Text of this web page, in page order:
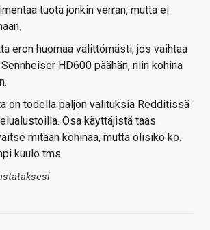
tuota jonkin verran, mutta ei
eron huomaa välittömästi, jos vaihtaa
HD600 päähän, niin kohina
on todella paljon valituksia Redditissä
Osa käyttäjistä taas
mitään kohinaa, mutta olisiko ko.
kuulo tms.